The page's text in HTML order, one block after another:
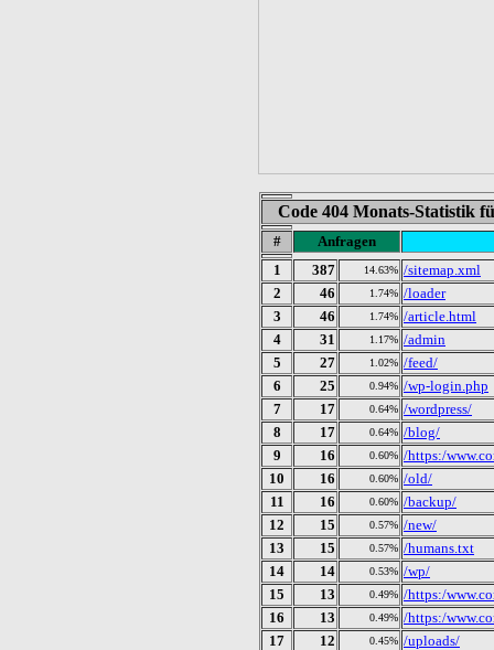
Code 404 Monats-Statistik
#
Anfragen
1
387 14.63% /sitemap.xml
2
46 1.74% /loader
3
46 1.74% /article.html
4
31 1.17% /admin
5
27 1.02% /feed/
6
25 0.94% /wp-login.php
7
17 0.64% /wordpress/
8
17 0.64% /blog/
9
16 0.60% /https:/
10
16 0.60% /old/
11
16 0.60% /backup/
12
15 0.57% /new/
13
15 0.57% /humans.txt
14
14 0.53% /wp/
15
13 0.49% /https:/
16
13 0.49% /https:/
17
12 0.45% /uploads/